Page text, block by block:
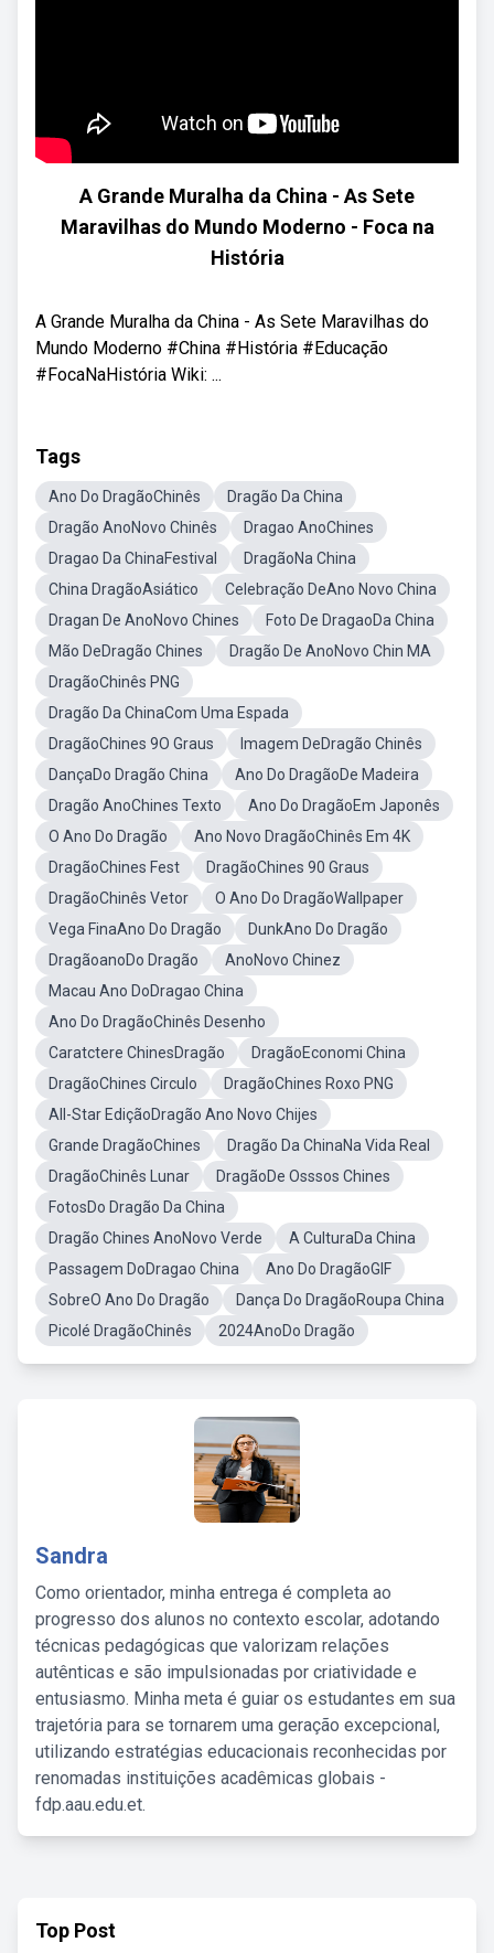
A Grande Muralha da China - As Sete
Maravilhas do Mundo Moderno - Foca na
História
A Grande Muralha da China - As Sete Maravilhas do
Mundo Moderno #China #História #Educação
#FocaNaHistória Wiki: ...
Tags
Ano Do DragãoChinês
Dragão Da China
Dragão AnoNovo Chinês
Dragao AnoChines
Dragao Da ChinaFestival
DragãoNa China
China DragãoAsiático
Celebração DeAno Novo China
Dragan De AnoNovo Chines
Foto De DragaoDa China
Mão DeDragão Chines
Dragão De AnoNovo Chin MA
DragãoChinês PNG
Dragão Da ChinaCom Uma Espada
DragãoChines 9O Graus
Imagem DeDragão Chinês
DançaDo Dragão China
Ano Do DragãoDe Madeira
Dragão AnoChines Texto
Ano Do DragãoEm Japonês
O Ano Do Dragão
Ano Novo DragãoChinês Em 4K
DragãoChines Fest
DragãoChines 90 Graus
DragãoChinês Vetor
O Ano Do DragãoWallpaper
Vega FinaAno Do Dragão
DunkAno Do Dragão
DragãoanoDo Dragão
AnoNovo Chinez
Macau Ano DoDragao China
Ano Do DragãoChinês Desenho
Caratctere ChinesDragão
DragãoEconomi China
DragãoChines Circulo
DragãoChines Roxo PNG
All-Star EdiçãoDragão Ano Novo Chijes
Grande DragãoChines
Dragão Da ChinaNa Vida Real
DragãoChinês Lunar
DragãoDe Osssos Chines
FotosDo Dragão Da China
Dragão Chines AnoNovo Verde
A CulturaDa China
Passagem DoDragao China
Ano Do DragãoGIF
SobreO Ano Do Dragão
Dança Do DragãoRoupa China
Picolé DragãoChinês
2024AnoDo Dragão
Sandra
Como orientador, minha entrega é completa ao
progresso dos alunos no contexto escolar, adotando
técnicas pedagógicas que valorizam relações
autênticas e são impulsionadas por criatividade e
entusiasmo. Minha meta é guiar os estudantes em sua
trajetória para se tornarem uma geração excepcional,
utilizando estratégias educacionais reconhecidas por
renomadas instituições acadêmicas globais -
fdp.aau.edu.et.
Top Post